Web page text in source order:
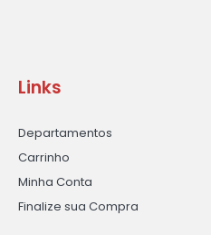
Links
Departamentos
Carrinho
Minha Conta
Finalize sua Compra